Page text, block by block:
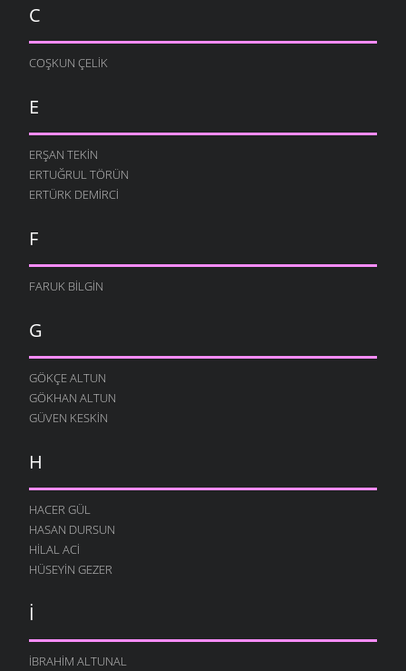
BABA ÖĞÜDÜ
ŞIIRLER- 7 ŞUBAT 2010
ANNE
TÜEKIYEM
ŞIIRLER- 23 OCAK 2010
VATAN DEDIĞIN
ŞIIRLER- 22 OCAK 2010
ŞIIRLER
- 18 OCAK 2010
C
COŞKUN ÇELIK
E
ERŞAN TEKIN
ERTUĞRUL TÖRÜN
ERTÜRK DEMIRCI
F
FARUK BILGIN
G
GÖKÇE ALTUN
GÖKHAN ALTUN
GÜVEN KESKIN
H
HACER GÜL
HASAN DURSUN
HILAL ACI
HÜSEYIN GEZER
İ
İBRAHIM ALTUNAL